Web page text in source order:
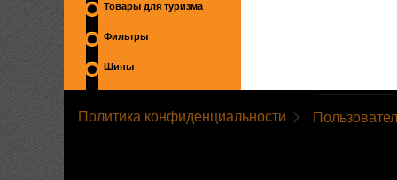
Товары для туризма
Фильтры
Шины
Политика конфиденциальности